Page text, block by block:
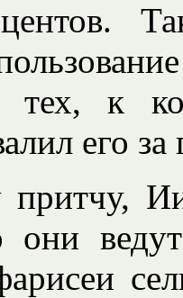
тех, к
его
притчу,
они